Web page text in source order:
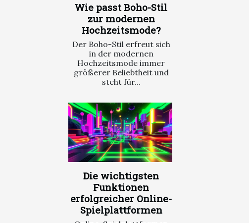
Wie passt Boho-Stil
zur modernen
Hochzeitsmode?
Der Boho-Stil erfreut sich
in der modernen
Hochzeitsmode immer
größerer Beliebtheit und
steht für...
Die wichtigsten
Funktionen
erfolgreicher Online-
Spielplattformen